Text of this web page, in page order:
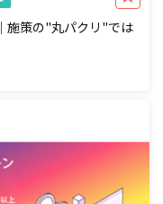
施策の"丸パクリ"では